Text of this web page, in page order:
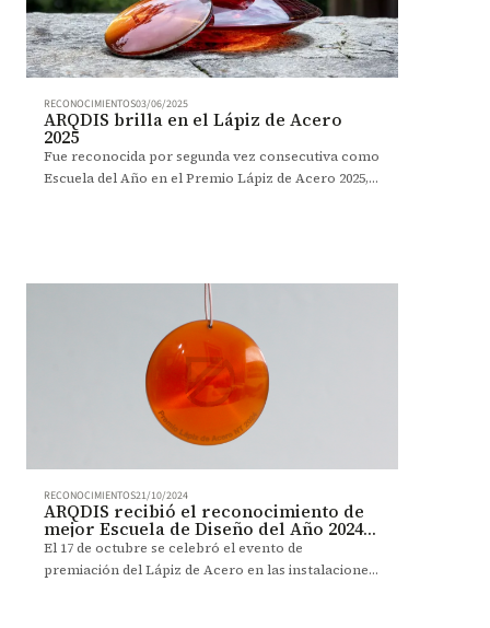
RECONOCIMIENTOS03/06/2025
ARQDIS brilla en el Lápiz de Acero
2025
Fue reconocida por segunda vez consecutiva como
Escuela del Año en el Premio Lápiz de Acero 2025,
RECONOCIMIENTOS21/10/2024
ARQDIS recibió el reconocimiento de
mejor Escuela de Diseño del Año 2024
en los Premios Lápiz de Acero
El 17 de octubre se celebró el evento de
premiación del Lápiz de Acero en las instalaciones